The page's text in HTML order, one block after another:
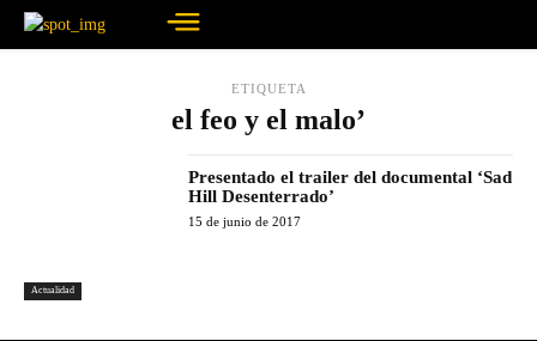
ETIQUETA
el feo y el malo’
Actualidad
Presentado el trailer del documental ‘Sad
Hill Desenterrado’
15 de junio de 2017